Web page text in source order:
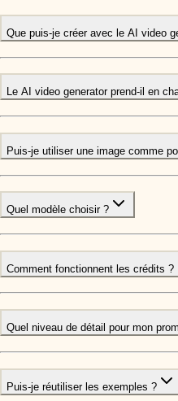
Que puis-je créer avec le AI video
Le AI video generator prend-il en
Puis-je utiliser une image comme
Quel modèle choisir ?
Comment fonctionnent les crédits ?
Quel niveau de détail pour mon
Puis-je réutiliser les exemples ?